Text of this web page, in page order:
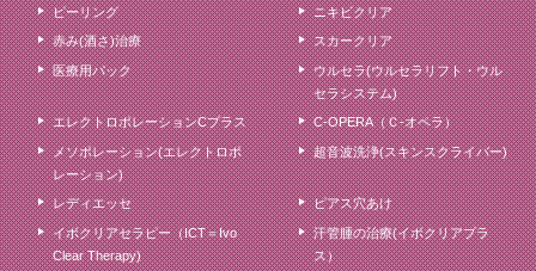
ピーリング ニキビクリア
赤み(酒さ)治療 スカークリア
医療用パック
ウルセラ(ウルセラリフト・ウル
セラシステム)
エレクトロポレーションCプラス C-OPERA（Ｃ-オペラ）
メソポレーション(エレクトロポ
レーション)
超音波洗浄(スキンスクライバー)
レディエッセ ピアス穴あけ
イボクリアセラピー（ICT＝Ivo
Clear Therapy)
汗管腫の治療(イボクリアプラ
ス）